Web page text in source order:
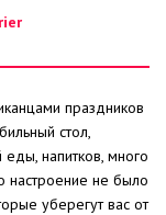
праздников
стол,
напитков, много
настроение не было
уберегут вас от